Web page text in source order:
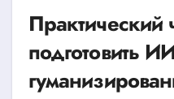
Практический
подготовить